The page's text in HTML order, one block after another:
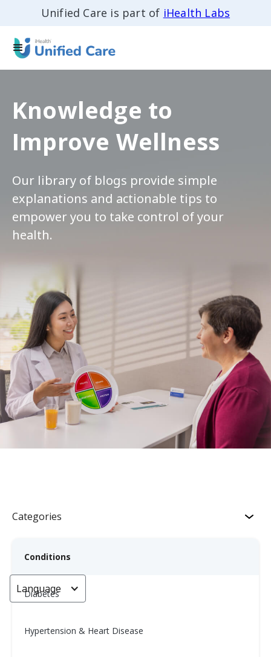
Unified Care is part of iHealth Labs
Knowledge to
Improve Wellness
Our library of blogs provide simple
explanations and actionable tips to
empower you to take control of your
health.
Categories
Conditions
Diabetes
Hypertension & Heart Disease
Language
腸腦連結：腸道健康如何影響心理